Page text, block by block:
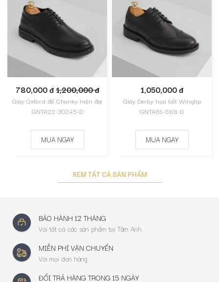
780,000 đ 1,200,000 đ
Giày Oxford đế Chunky hiện đại
GNTA22-20245-D
MUA NGAY
1,050,000 đ
Giày Derby họa tiết Wingtip
GNTA61-6101-D
MUA NGAY
XEM TẤT CẢ SẢN PHẨM
BẢO HÀNH 12 THÁNG
Với tất cả các sản phẩm tại Tâm Anh
MIỄN PHÍ VẬN CHUYỂN
Với mọi đơn hàng
ĐỔI TRẢ HÀNG TRONG 15 NGÀY